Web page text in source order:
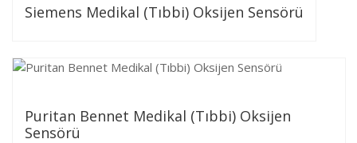
Siemens Medikal (Tıbbi) Oksijen Sensörü
Puritan Bennet Medikal (Tıbbi) Oksijen
Sensörü